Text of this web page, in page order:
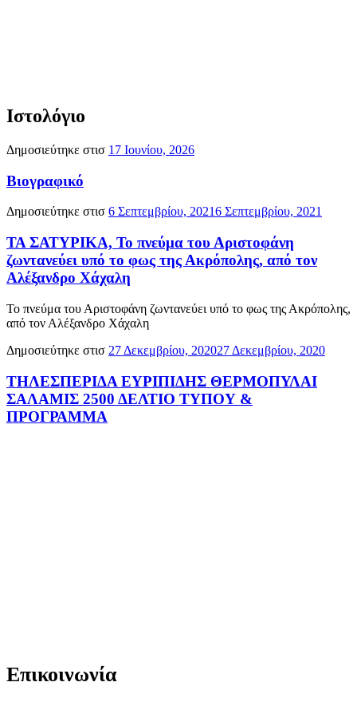
Ιστολόγιο
Δημοσιεύτηκε στισ 17 Ιουνίου, 2026
Βιογραφικό
Δημοσιεύτηκε στισ 6 Σεπτεμβρίου, 20216 Σεπτεμβρίου, 2021
ΤΑ ΣΑΤΥΡΙΚΑ, Το πνεύμα του Αριστοφάνη
ζωντανεύει υπό το φως της Ακρόπολης, από τον
Αλέξανδρο Χάχαλη
Το πνεύμα του Αριστοφάνη ζωντανεύει υπό το φως της Ακρόπολης,
από τον Αλέξανδρο Χάχαλη
Δημοσιεύτηκε στισ 27 Δεκεμβρίου, 202027 Δεκεμβρίου, 2020
ΤΗΛΕΣΠΕΡΙΔΑ ΕΥΡΙΠΙΔΗΣ ΘΕΡΜΟΠΥΛΑΙ
ΣΑΛΑΜΙΣ 2500 ΔΕΛΤΙΟ ΤΥΠΟΥ &
ΠΡΟΓΡΑΜΜΑ
Επικοινωνία